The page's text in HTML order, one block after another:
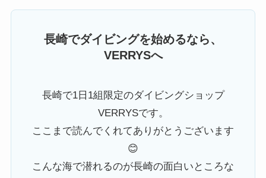
長崎でダイビングを始めるなら、
VERRYSへ
長崎で1日1組限定のダイビングショップ
VERRYSです。
ここまで読んでくれてありがとうございます
😊
こんな海で潜れるのが長崎の面白いところな